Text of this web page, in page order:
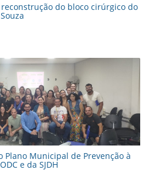
do bloco cirúrgico do
Municipal de Prevenção à
e da SJDH